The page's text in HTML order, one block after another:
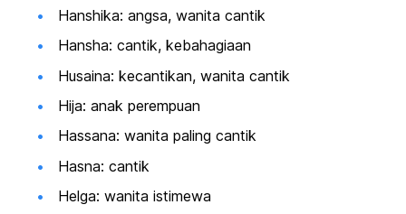
Hanshika: angsa, wanita cantik
Hansha: cantik, kebahagiaan
Husaina: kecantikan, wanita cantik
Hija: anak perempuan
Hassana: wanita paling cantik
Hasna: cantik
Helga: wanita istimewa